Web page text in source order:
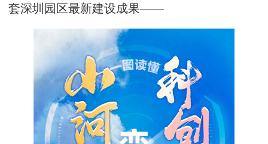
套深圳园区最新建设成果——